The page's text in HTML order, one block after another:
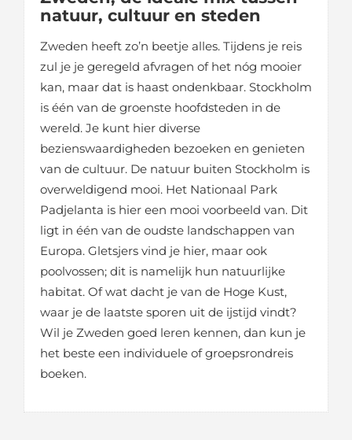
natuur, cultuur en steden
Zweden heeft zo’n beetje alles. Tijdens je reis
zul je je geregeld afvragen of het nóg mooier
kan, maar dat is haast ondenkbaar. Stockholm
is één van de groenste hoofdsteden in de
wereld. Je kunt hier diverse
bezienswaardigheden bezoeken en genieten
van de cultuur. De natuur buiten Stockholm is
overweldigend mooi. Het Nationaal Park
Padjelanta is hier een mooi voorbeeld van. Dit
ligt in één van de oudste landschappen van
Europa. Gletsjers vind je hier, maar ook
poolvossen; dit is namelijk hun natuurlijke
habitat. Of wat dacht je van de Hoge Kust,
waar je de laatste sporen uit de ijstijd vindt?
Wil je Zweden goed leren kennen, dan kun je
het beste een individuele of groepsrondreis
boeken.